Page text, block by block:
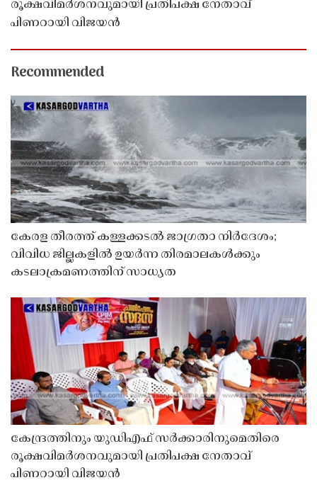
രൂക്ഷവിമർശനവുമായി പ്രതിപക്ഷ നേതാവ്
പിണറായി വിജയൻ
Recommended
കേരള തീരത്ത് കള്ളക്കടൽ ജാഗ്രതാ നിർദേശം;
വിവിധ ജില്ലകളിൽ ഉയർന്ന തിരമാലകൾക്കും
കടലാക്രമണത്തിന് സാധ്യത
കേന്ദ്രത്തിനും യുഡിഎഫ് സർക്കാരിനുമെതിരെ
രൂക്ഷവിമർശനവുമായി പ്രതിപക്ഷ നേതാവ്
പിണറായി വിജയൻ